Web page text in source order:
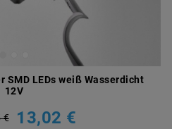
SMD LEDs weiß Wasserdicht
12V
€ 13,02 €